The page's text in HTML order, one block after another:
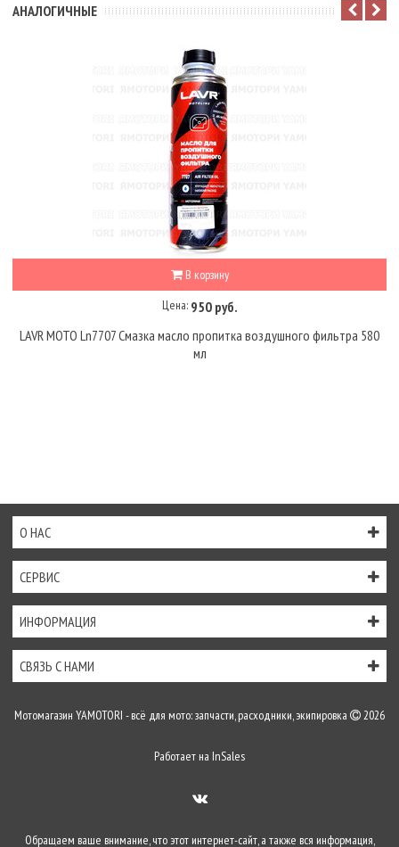
АНАЛОГИЧНЫЕ
В корзину
Цена: 950 руб.
LAVR MOTO Ln7707 Смазка масло пропитка воздушного фильтра 580
мл
О НАС
СЕРВИС
ИНФОРМАЦИЯ
СВЯЗЬ С НАМИ
Мотомагазин YAMOTORI - всё для мото: запчасти, расходники, экипировка 2026
Работает на InSales
Обращаем ваше внимание, что этот интернет-сайт, а также вся информация,